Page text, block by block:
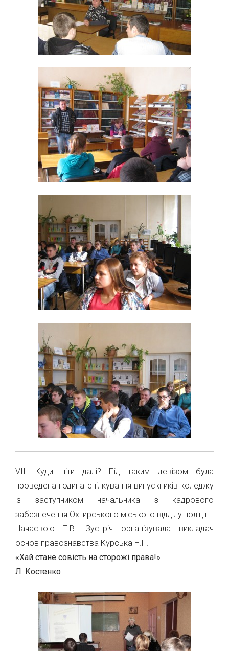
VІІ. Куди піти далі? Під таким девізом була
проведена година спілкування випускників коледжу
із заступником начальника з кадрового
забезпечення Охтирського міського відділу поліції –
Начаєвою Т.В. Зустріч організувала викладач
основ правознавства Курська Н.П.
«Хай стане совість на сторожі права!»
Л. Костенко